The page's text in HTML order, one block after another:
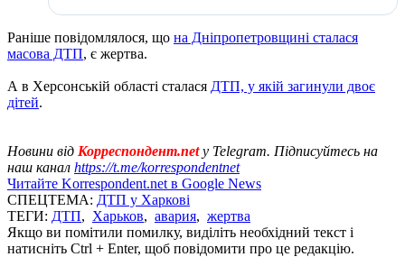
Раніше повідомлялося, що на Дніпропетровщині сталася
масова ДТП, є жертва.
А в Херсонській області сталася ДТП, у якій загинули двоє
дітей.
Новини від Корреспондент.netу Telegram. Підписуйтесь на
наш канал https://t.me/korrespondentnet
Читайте Korrespondent.net в Google News
СПЕЦТЕМА: ДТП у Харкові
ТЕГИ: ДТП, Харьков, авария, жертва
Якщо ви помітили помилку, виділіть необхідний текст і
натисніть Ctrl + Enter, щоб повідомити про це редакцію.